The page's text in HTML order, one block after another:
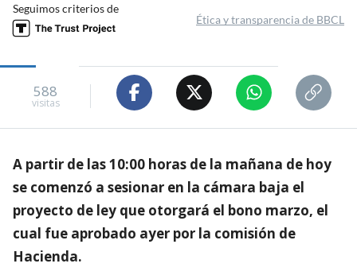
Seguimos criterios de
Ética y transparencia de BBCL
588
visitas
A partir de las 10:00 horas de la mañana de hoy
se comenzó a sesionar en la cámara baja el
proyecto de ley que otorgará el bono marzo, el
cual fue aprobado ayer por la comisión de
Hacienda.